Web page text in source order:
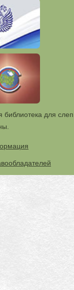
библиотека для